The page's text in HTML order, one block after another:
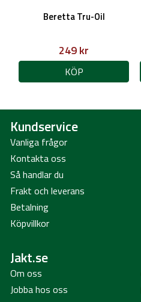
Beretta Tru-Oil
249 kr
KÖP
Kundservice
Vanliga frågor
Kontakta oss
Så handlar du
Frakt och leverans
Betalning
Köpvillkor
Jakt.se
Om oss
Jobba hos oss